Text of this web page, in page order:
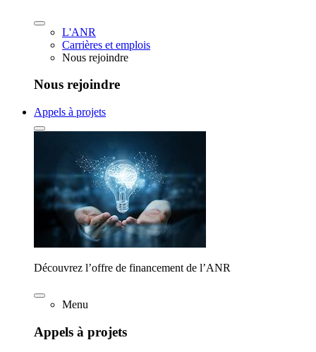
L'ANR
Carrières et emplois
Nous rejoindre
Nous rejoindre
Appels à projets
Découvrez l’offre de financement de l’ANR
Menu
Appels à projets